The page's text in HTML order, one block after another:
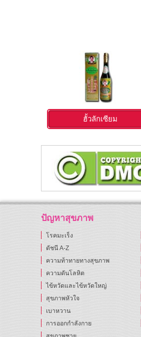
ฮั้วลักเซียม
ปัญหาสุขภาพ
โรคมะเร็ง
ดัชนี A-Z
ความท้าทายทางสุขภาพ
ความดันโลหิต
ไข้หวัดและไข้หวัดใหญ่
สุขภาพหัวใจ
เบาหวาน
การออกกำลังกาย